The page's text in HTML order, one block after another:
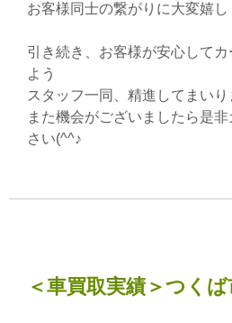
お客様同士の繋がりに大変嬉し
引き続き、お客様が安心して
よう
スタッフ一同、精進してまいり
また機会がございましたら是
さい(^^♪
＜車買取実績＞つく